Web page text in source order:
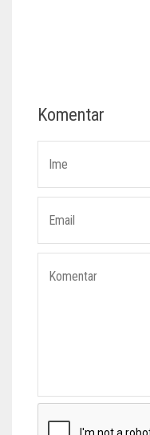
Komentar